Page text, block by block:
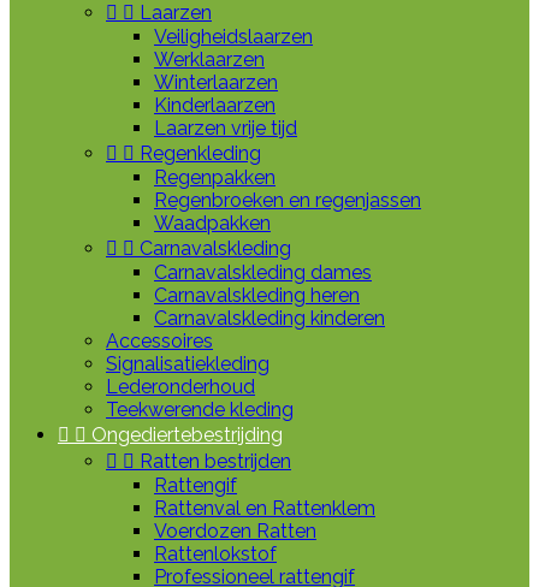
  Laarzen
Veiligheidslaarzen
Werklaarzen
Winterlaarzen
Kinderlaarzen
Laarzen vrije tijd
  Regenkleding
Regenpakken
Regenbroeken en regenjassen
Waadpakken
  Carnavalskleding
Carnavalskleding dames
Carnavalskleding heren
Carnavalskleding kinderen
Accessoires
Signalisatiekleding
Lederonderhoud
Teekwerende kleding
  Ongediertebestrijding
  Ratten bestrijden
Rattengif
Rattenval en Rattenklem
Voerdozen Ratten
Rattenlokstof
Professioneel rattengif